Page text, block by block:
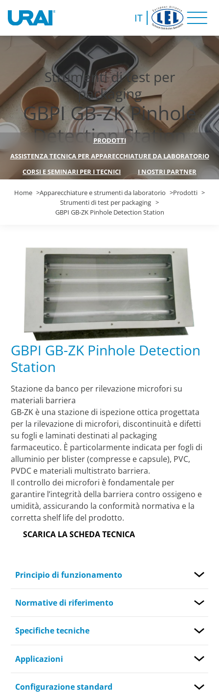
IT
Strumenti di test per
packaging
GBPI GB-ZK Pinhole
Detection Station
PRODOTTI
ASSISTENZA TECNICA PER APPARECCHIATURE DA LABORATORIO
CORSI E SEMINARI PER I TECNICI
I NOSTRI PARTNER
Home Apparecchiature e strumenti da laboratorio
Prodotti
Strumenti di test per packaging
GBPI GB-ZK Pinhole Detection Station
GBPI GB-ZK Pinhole Detection
Station
Stazione da banco per rilevazione microfori su
materiali barriera
GB-ZK è una stazione di ispezione ottica progettata
per la rilevazione di microfori, discontinuità e difetti
su fogli e laminati destinati al packaging
farmaceutico. È particolarmente indicata per fogli di
alluminio per blister (compresse e capsule), PVC,
PVDC e materiali multistrato barriera.
Il controllo dei microfori è fondamentale per
garantire l’integrità della barriera contro ossigeno e
umidità, assicurando la conformità normativa e la
corretta shelf life del prodotto.
SCARICA LA SCHEDA TECNICA
Principio di funzionamento
Normative di riferimento
Specifiche tecniche
Applicazioni
Configurazione standard